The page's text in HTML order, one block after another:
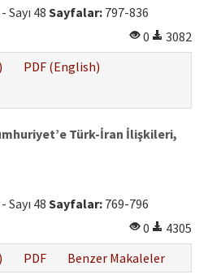
Sayı 48 Sayfalar: 797-836
0
3082
PDF (English)
Türk-İran İlişkileri,
Sayı 48 Sayfalar: 769-796
0
4305
PDF Benzer Makaleler